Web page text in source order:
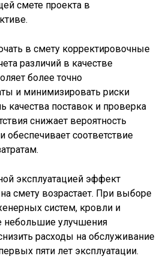
смете проекта в
в смету корректировочные
различий в качестве
более точно
и минимизировать риски
качества поставок и проверка
снижает вероятность
обеспечивает соответствие
эксплуатацией эффект
смету возрастает. При выборе
систем, кровли и
небольшие улучшения
расходы на обслуживание
пяти лет эксплуатации.